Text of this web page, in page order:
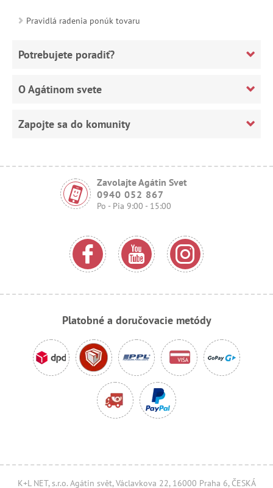
Pravidlá radenia ponúk tovaru
Potrebujete poradiť?
O Agátinom svete
Zapojte sa do komunity
Zavolajte Agátin Svet
0940 052 867
Po - Pia 9:00 - 15:00
Platobné a doručovacie metódy
K+L NET, s.r.o. Agátin svět, Václavkova 22, 16000 Praha 6, ČESKÁ